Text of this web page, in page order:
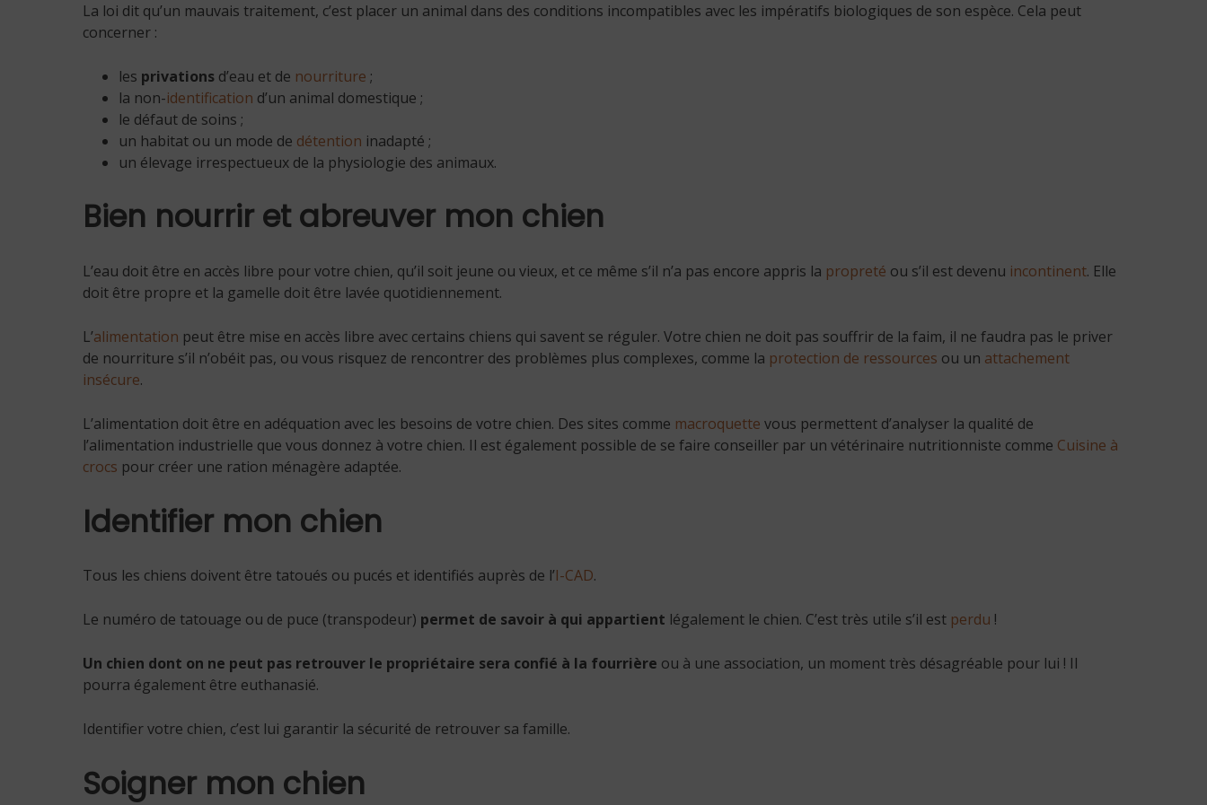
La loi dit qu’un mauvais traitement, c’est placer un animal dans des conditions incompatibles avec les impératifs biologiques de son espèce. Cela peut
concerner :
les privations d’eau et de nourriture ;
la non-identification d’un animal domestique ;
le défaut de soins ;
un habitat ou un mode de détention inadapté ;
un élevage irrespectueux de la physiologie des animaux.
Bien nourrir et abreuver mon chien
L’eau doit être en accès libre pour votre chien, qu’il soit jeune ou vieux, et ce même s’il n’a pas encore appris la propreté ou s’il est devenu incontinent. Elle
doit être propre et la gamelle doit être lavée quotidiennement.
L’alimentation peut être mise en accès libre avec certains chiens qui savent se réguler. Votre chien ne doit pas souffrir de la faim, il ne faudra pas le priver
de nourriture s’il n’obéit pas, ou vous risquez de rencontrer des problèmes plus complexes, comme la protection de ressources ou un attachement
insécure.
L’alimentation doit être en adéquation avec les besoins de votre chien. Des sites comme macroquette vous permettent d’analyser la qualité de
l’alimentation industrielle que vous donnez à votre chien. Il est également possible de se faire conseiller par un vétérinaire nutritionniste comme Cuisine à
crocs pour créer une ration ménagère adaptée.
Identifier mon chien
Tous les chiens doivent être tatoués ou pucés et identifiés auprès de l’I-CAD.
Le numéro de tatouage ou de puce (transpodeur) permet de savoir à qui appartient légalement le chien. C’est très utile s’il est perdu !
Un chien dont on ne peut pas retrouver le propriétaire sera confié à la fourrière ou à une association, un moment très désagréable pour lui ! Il
pourra également être euthanasié.
Identifier votre chien, c’est lui garantir la sécurité de retrouver sa famille.
Soigner mon chien